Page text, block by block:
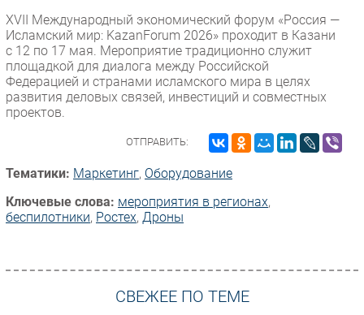
XVII Международный экономический форум «Россия —
Исламский мир: KazanForum 2026» проходит в Казани
с 12 по 17 мая. Мероприятие традиционно служит
площадкой для диалога между Российской
Федерацией и странами исламского мира в целях
развития деловых связей, инвестиций и совместных
проектов.
ОТПРАВИТЬ:
Тематики: Маркетинг, Оборудование
Ключевые слова: мероприятия в регионах,
беспилотники, Ростех, Дроны
СВЕЖЕЕ ПО ТЕМЕ